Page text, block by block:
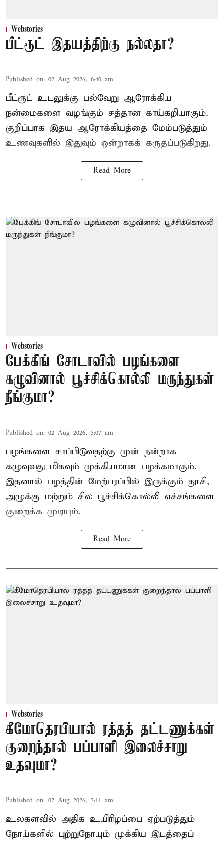
Webstories
பீட்ரூட் இதயத்திற்கு நல்லதா?
Published on: 02 Aug 2026, 6:40 am
பீட்ரூட் உடலுக்கு பல்வேறு ஆரோக்கிய
நன்மைகளை வழங்கும் சத்தான காய்கறியாகும்.
குறிப்பாக இதய ஆரோக்கியத்தை மேம்படுத்தும்
உணவுகளில் இதுவும் ஒன்றாகக் கருதப்படுகிறது.
Read More
Webstories
பேக்கிங் சோடாவில் பழங்களை
கழுவினால் பூச்சிக்கொல்லி மருந்துகள்
நீங்குமா?
Published on: 02 Aug 2026, 5:07 am
பழங்களை சாப்பிடுவதற்கு முன் நன்றாக
கழுவுவது மிகவும் முக்கியமான பழக்கமாகும்.
இதனால் பழத்தின் மேற்பரப்பில் இருக்கும் தூசி,
அழுக்கு மற்றும் சில பூச்சிக்கொல்லி எச்சங்களை
குறைக்க முடியும்.
Read More
Webstories
கீமோதெரபியால் ரத்தத் தட்டணுக்கள்
குறைந்தால் பப்பாளி இலைச்சாறு
உதவுமா?
Published on: 02 Aug 2026, 3:11 am
உலகளவில் அதிக உயிரிழப்பை ஏற்படுத்தும்
நோய்களில் புற்றுநோயும் முக்கிய இடத்தைப்